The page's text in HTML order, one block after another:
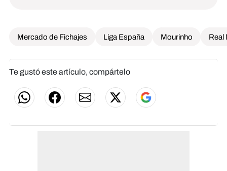
Mercado de Fichajes Liga España Mourinho Real
Te gustó este artículo, compártelo